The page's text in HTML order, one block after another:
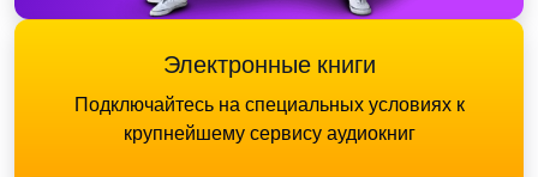
Электронные книги
Подключайтесь на специальных условиях к
крупнейшему сервису аудиокниг